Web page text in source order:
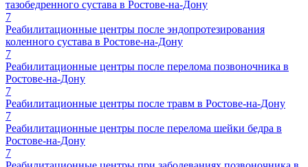
тазобедренного сустава в Ростове-на-Дону
7
Реабилитационные центры после эндопротезирования
коленного сустава в Ростове-на-Дону
7
Реабилитационные центры после перелома позвоночника в
Ростове-на-Дону
7
Реабилитационные центры после травм в Ростове-на-Дону
7
Реабилитационные центры после перелома шейки бедра в
Ростове-на-Дону
7